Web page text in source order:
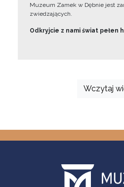
Muzeum Zamek w Dębnie jest
zwiedzających.
Odkryjcie z nami świat pełen
Wczytaj